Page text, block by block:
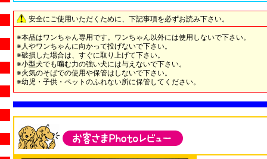
安全にご使用いただくために、下記事項を必ずお読み下さい。
※本品はワンちゃん専用です。ワンちゃん以外には使用しないで下さい。
※人やワンちゃんに向かって投げないで下さい。
※破損した場合は、すぐに取り上げて下さい。
※小型犬でも噛む力の強い犬には与えないで下さい。
※火気のそばでの使用や保管はしないで下さい。
※幼児・子供・ペットのふれない所に保管してください。